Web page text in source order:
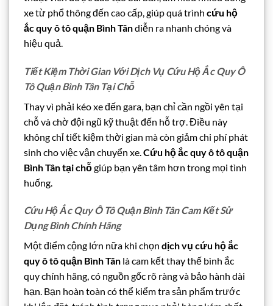
xe từ phổ thông đến cao cấp, giúp quá trình cứu hộ
ắc quy ô tô quận Bình Tândiễn ra nhanh chóng và
hiệu quả.
Tiết Kiệm Thời Gian Với Dịch Vụ Cứu Hộ Ắc Quy Ô
Tô Quận Bình Tân Tại Chỗ
Thay vì phải kéo xe đến gara, bạn chỉ cần ngồi yên tại
chỗ và chờ đội ngũ kỹ thuật đến hỗ trợ. Điều này
không chỉ tiết kiệm thời gian mà còn giảm chi phí phát
sinh cho việc vận chuyển xe. Cứu hộ ắc quy ô tô quận
Bình Tân tại chỗgiúp bạn yên tâm hơn trong mọi tình
huống.
Cứu Hộ Ắc Quy Ô Tô Quận Bình Tân Cam Kết Sử
Dụng Bình Chính Hãng
Một điểm cộng lớn nữa khi chọn dịch vụ cứu hộ ắc
quy ô tô quận Bình Tân là cam kết thay thế bình ắc
quy chính hãng, có nguồn gốc rõ ràng và bảo hành dài
hạn. Bạn hoàn toàn có thể kiểm tra sản phẩm trước